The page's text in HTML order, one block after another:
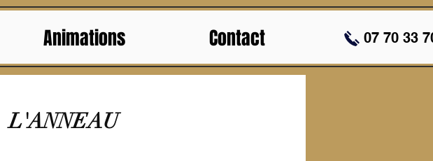
Animations Contact 07 70 33
L'ANNEAU